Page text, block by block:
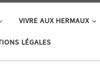
VIVRE AUX HERMAUX
LÉGALES